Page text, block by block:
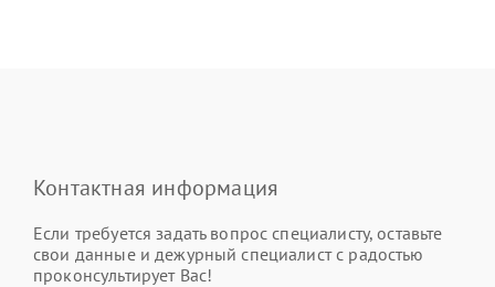
Контактная информация
Если требуется задать вопрос специалисту, оставьте
свои данные и дежурный специалист с радостью
проконсультирует Вас!